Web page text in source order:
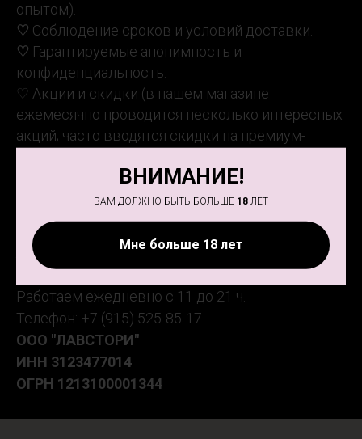
ВНИМАНИЕ!
ВАМ ДОЛЖНО БЫТЬ БОЛЬШЕ 18 ЛЕТ
Мне больше 18 лет
опытом).
♡ Соблюдение сроков и условий доставки.
♡ Гарантируемые анонимность и
конфиденциальность.
♡ Акции и скидки (в нашем магазине
ежемесячно проводится несколько интересных
акций; часто вводятся скидки на премиум-
Адрес магазина: ул. Есенина 7 (ТД "Галерея"),
3 этаж
Работаем ежедневно с 11 до 21 ч.
Телефон: +7 (915) 525-85-17
ООО "ЛАВСТОРИ"
ИНН 3123477014
ОГРН 1213100001344